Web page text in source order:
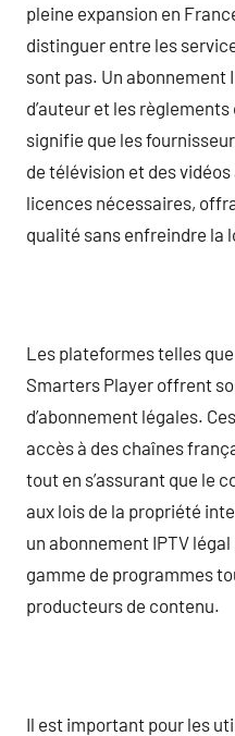
pleine expansion en
distinguer entre les
sont pas. Un abonnement
d’auteur et les
signifie que les
de télévision et des
licences nécessaires,
qualité sans enfreindre la
Les plateformes telles
Smarters Player offrent
d’abonnement légales.
accès à des chaînes
tout en s’assurant que le
aux lois de la propriété
un abonnement IPTV
gamme de programmes
producteurs de contenu.
Il est important pour les